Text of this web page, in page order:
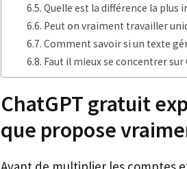
Quelle est la différence la
Peut on vraiment travailler
Comment savoir si un texte
Faut il mieux se concentrer sur
ChatGPT gratuit
que propose